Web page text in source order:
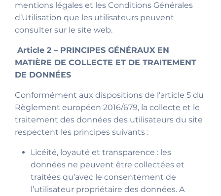
mentions légales et les Conditions Générales
d’Utilisation que les utilisateurs peuvent
consulter sur le site web.
Article 2 – PRINCIPES GÉNÉRAUX EN
MATIÈRE DE COLLECTE ET DE TRAITEMENT
DE DONNÉES
Conformément aux dispositions de l’article 5 du
Règlement européen 2016/679, la collecte et le
traitement des données des utilisateurs du site
respectent les principes suivants :
Licéité, loyauté et transparence : les
données ne peuvent être collectées et
traitées qu’avec le consentement de
l’utilisateur propriétaire des données. A